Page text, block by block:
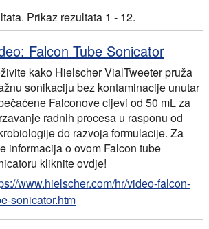
Prikaz rezultata 1 - 12.
Falcon Tube Sonicator
kako Hielscher VialTweeter pruža
sonikaciju bez kontaminacije unutar
Falconove cijevi od 50 mL za
radnih procesa u rasponu od
do razvoja formulacije. Za
informacija o ovom Falcon tube
kliknite ovdje!
www.hielscher.com/hr/video-falcon-
sonicator.htm